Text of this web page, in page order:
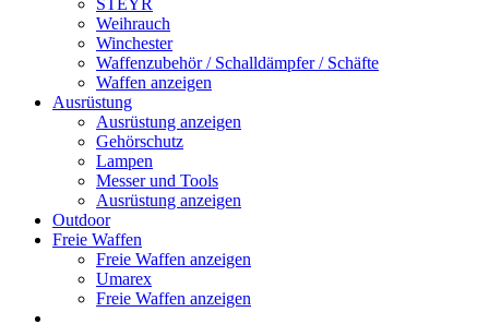
STEYR
Weihrauch
Winchester
Waffenzubehör / Schalldämpfer / Schäfte
Waffen anzeigen
Ausrüstung
Ausrüstung anzeigen
Gehörschutz
Lampen
Messer und Tools
Ausrüstung anzeigen
Outdoor
Freie Waffen
Freie Waffen anzeigen
Umarex
Freie Waffen anzeigen